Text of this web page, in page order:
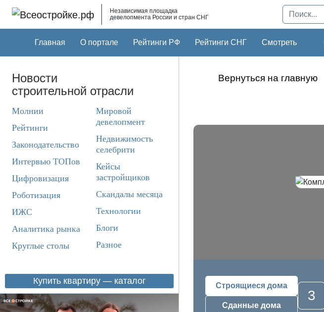
Независимая площадка
девелопмента России и стран СНГ
Главная О портале Рейтинги РФ Рейтинги СНГ Смотреть
Новости
строительной отрасли
Молнии
Рейтинги
Законодательство
Интервью ТОПов
Цифровизация
Роботизация
ИЖС
Аналитика рынка
Круглые столы
Мировой
девелопмент
Недвижимость
селебрити
Кейсы
застройщиков
Скандалы месяца
Технологии
Блоги
Разное
Купить квартиру — каталог
Вернуться на главную
Строящиеся дома
Сданные дома
3